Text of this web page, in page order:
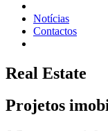
Notícias
Contactos
Real Estate
Projetos